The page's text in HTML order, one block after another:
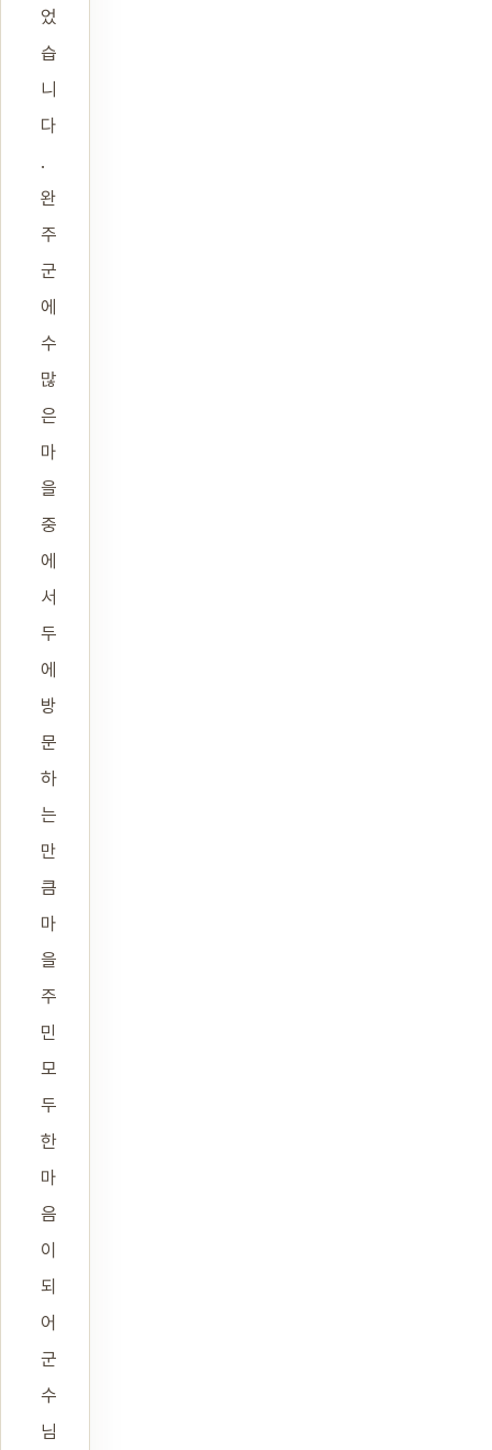
었
습
니
다
.
완
주
군
에
수
많
은
마
을
중
에
서
두
에
방
문
하
는
만
큼
마
을
주
민
모
두
한
마
음
이
되
어
군
수
님